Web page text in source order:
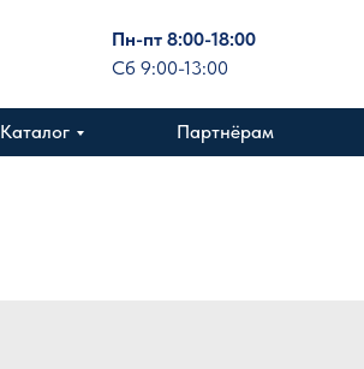
Каталог Партнёрам
Пн-пт 8:00-18:00
Сб 9:00-13:00